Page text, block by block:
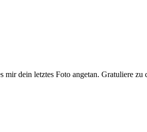
dein letztes Foto angetan. Gratuliere zu